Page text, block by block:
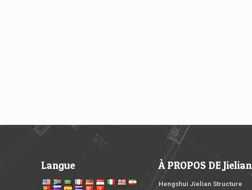
Langue À PROPOS DE Jielian
Hengshui Jielian Structure